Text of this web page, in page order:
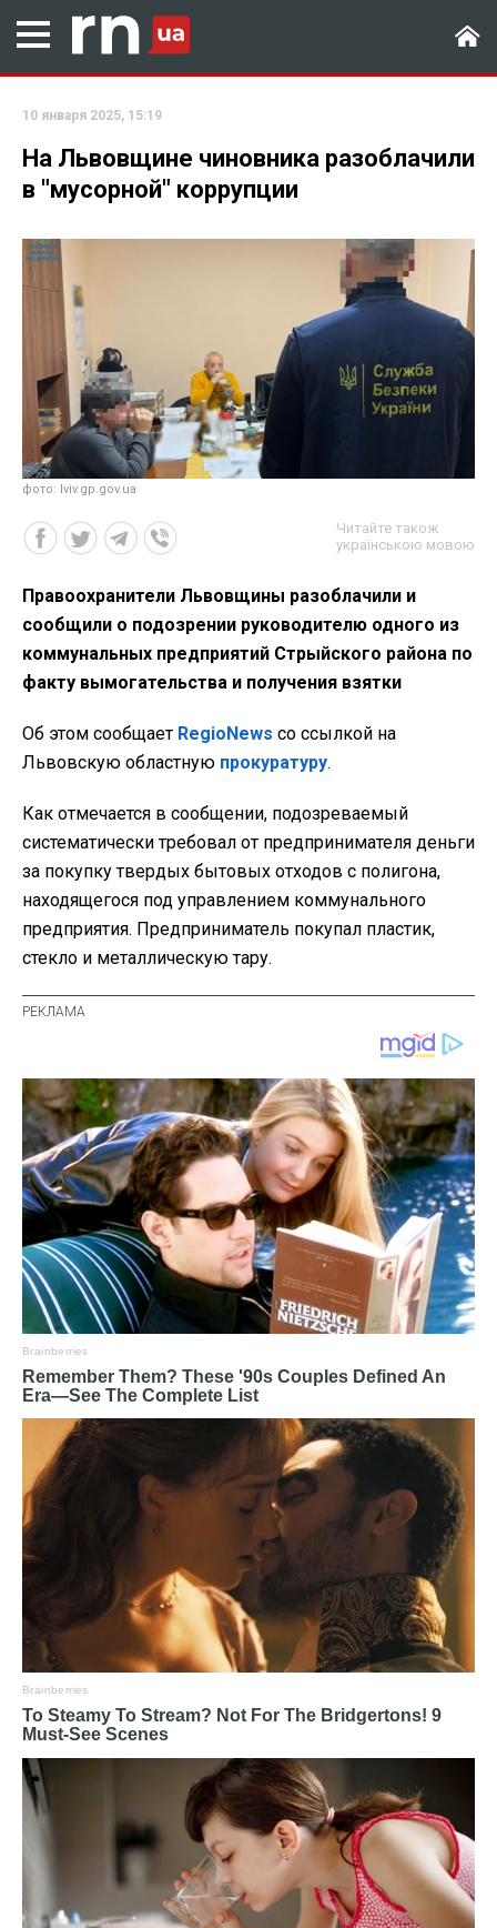
10 января 2025, 15:19
На Львовщине чиновника разоблачили
в "мусорной" коррупции
фото: lviv.gp.gov.ua
Читайте також
українською мовою
Правоохранители Львовщины разоблачили и
сообщили о подозрении руководителю одного из
коммунальных предприятий Стрыйского района по
факту вымогательства и получения взятки
Об этом сообщает RegioNews со ссылкой на
Львовскую областную прокуратуру.
Как отмечается в сообщении, подозреваемый
систематически требовал от предпринимателя деньги
за покупку твердых бытовых отходов с полигона,
находящегося под управлением коммунального
предприятия. Предприниматель покупал пластик,
стекло и металлическую тару.